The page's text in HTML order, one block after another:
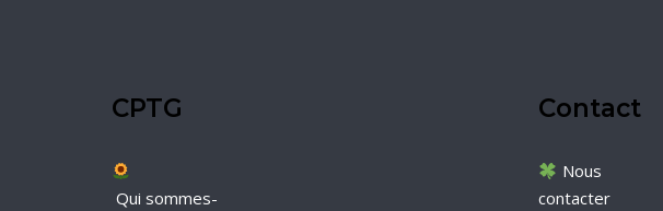
CPTG
Qui sommes-
Contact
Nous
contacter